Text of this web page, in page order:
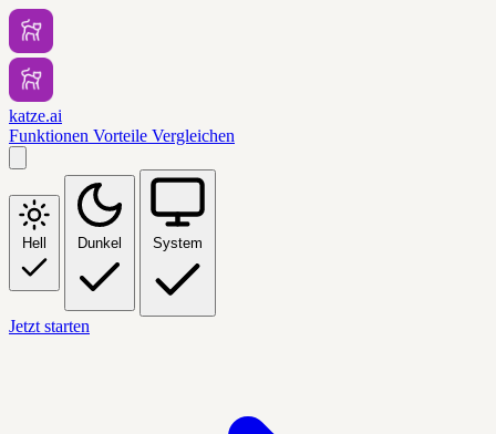
katze.ai
Funktionen Vorteile Vergleichen
Hell Dunkel System
Jetzt starten